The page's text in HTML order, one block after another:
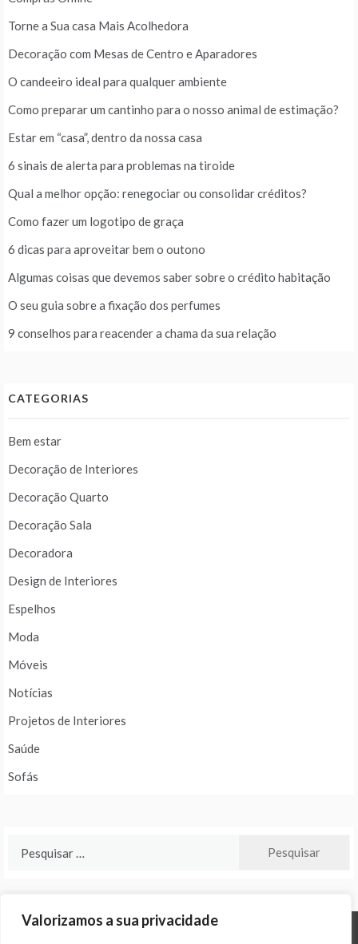
Valorizamos a sua privacidade
Torne a Sua casa Mais Acolhedora
Decoração com Mesas de Centro e Aparadores
O candeeiro ideal para qualquer ambiente
Como preparar um cantinho para o nosso animal de estimação?
Estar em “casa”, dentro da nossa casa
6 sinais de alerta para problemas na tiroide
Qual a melhor opção: renegociar ou consolidar créditos?
Como fazer um logotipo de graça
6 dicas para aproveitar bem o outono
Algumas coisas que devemos saber sobre o crédito habitação
O seu guia sobre a fixação dos perfumes
9 conselhos para reacender a chama da sua relação
CATEGORIAS
Bem estar
Decoração de Interiores
Decoração Quarto
Decoração Sala
Decoradora
Design de Interiores
Espelhos
Moda
Móveis
Notícias
Projetos de Interiores
Saúde
Sofás